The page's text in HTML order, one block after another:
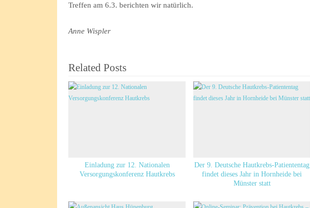
Treffen am 6.3. berichten wir natürlich.
Anne Wispler
Related Posts
Einladung zur 12. Nationalen
Versorgungskonferenz Hautkrebs
Der 9. Deutsche Hautkrebs-Patiententag
findet dieses Jahr in Hornheide bei
Münster statt